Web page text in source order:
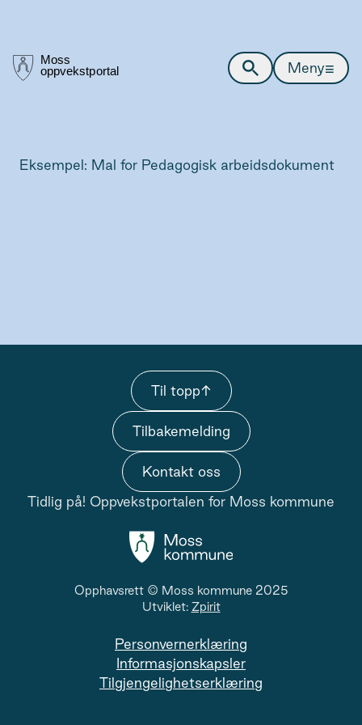
Meny≡
Eksempel: Mal for Pedagogisk arbeidsdokument
Tidlig på! Oppvekstportalen for Moss kommune
Tilbakemelding
Kontakt oss
Til topp↑
Opphavsrett © Moss kommune 2025
Utviklet: Zpirit
Personvernerklæring
Informasjonskapsler
Tilgjengelighetserklæring